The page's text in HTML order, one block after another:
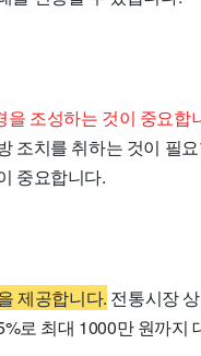
조성하는 것이 중요합
조치를 취하는 것이 필
중요합니다.
제공합니다. 전통시장
로 최대 1000만 원까지